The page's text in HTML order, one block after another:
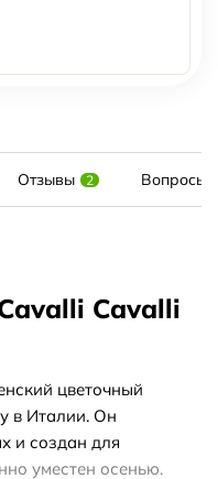
Отзывы 2 Вопросы
Cavalli
цветочный
в Италии. Он
и создан для
уместен осенью.